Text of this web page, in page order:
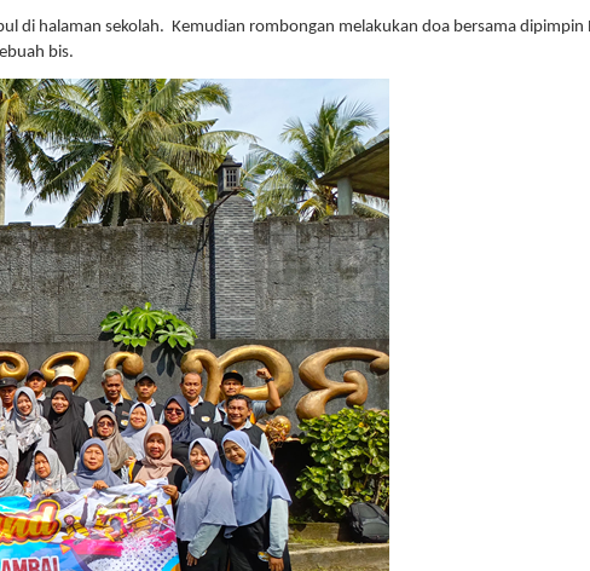
di halaman sekolah. Kemudian rombongan melakukan doa bersama dipimpin
bis.